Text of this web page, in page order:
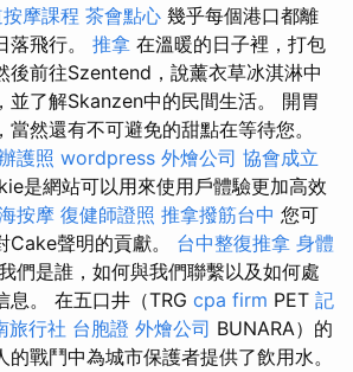
摩課程 茶會點心 幾乎每個港口都離
落飛行。 推拿 在溫暖的日子裡，打包
後前往Szentend，說薰衣草冰淇淋中
並了解Skanzen中的民間生活。 開胃
然還有不可避免的甜點在等待您。
護照 wordpress 外燴公司 協會成立
是網站可以用來使用戶體驗更加高效
按摩 復健師證照 推拿撥筋台中 您可
Cake聲明的貢獻。 台中整復推拿 身體
們是誰，如何與我們聯繫以及如何處
息。 在五口井（TRG cpa firm PET 記
旅行社 台胞證 外燴公司 BUNARA）的
戰鬥中為城市保護者提供了飲用水。